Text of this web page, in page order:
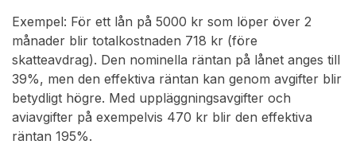
Exempel: För ett lån på 5000 kr som löper över 2
månader blir totalkostnaden 718 kr (före
skatteavdrag). Den nominella räntan på lånet anges till
39%, men den effektiva räntan kan genom avgifter blir
betydligt högre. Med uppläggningsavgifter och
aviavgifter på exempelvis 470 kr blir den effektiva
räntan 195%.